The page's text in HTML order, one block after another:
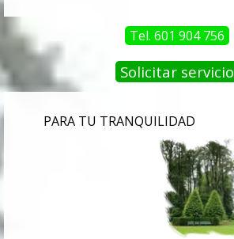
Tel. 601 904 756
Solicitar servicio
PARA TU TRANQUILIDAD